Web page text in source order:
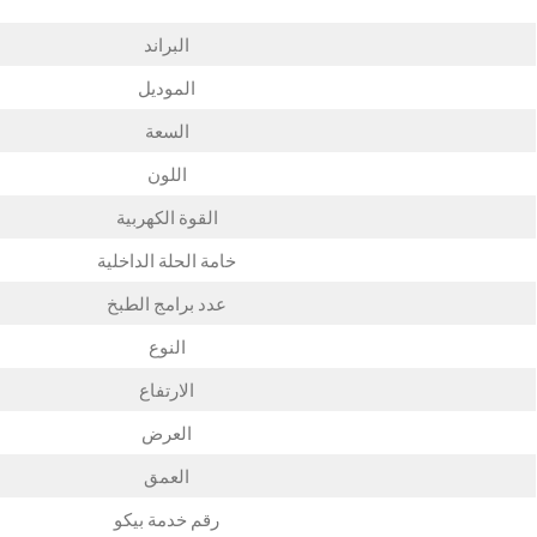
البراند
الموديل
السعة
اللون
القوة الكهربية
خامة الحلة الداخلية
عدد برامج الطبخ
النوع
الارتفاع
العرض
العمق
رقم خدمة بيكو